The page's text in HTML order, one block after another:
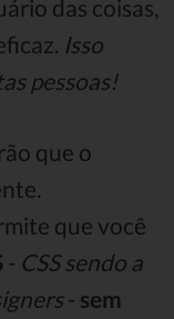
das coisas,
Isso
pessoas!
que o
que você
- CSS sendo a
- sem